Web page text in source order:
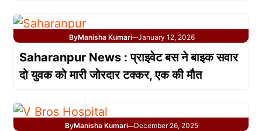
ByManisha Kumari—January 12, 2026
Saharanpur News : प्राइवेट बस ने बाइक सवार
दो युवक को मारी जोरदार टक्कर, एक की मौत
ByManisha Kumari—December 26, 2025